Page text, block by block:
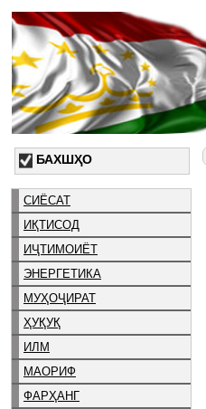
БАХШҲО
СИЁСАТ
ИҚТИСОД
ИҶТИМОИЁТ
ЭНЕРГЕТИКА
МУҲОҶИРАТ
ҲУҚУҚ
ИЛМ
МАОРИФ
ФАРҲАНГ